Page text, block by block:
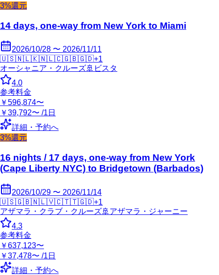
3%還元
14 days, one-way from New York to Miami
2026/10/28 〜 2026/11/11
🇺🇸🇳🇱🇰🇳🇱🇨🇬🇧🇬🇩+1
オーシャニア・クルーズ🚢 ビスタ
4.0
参考料金
￥596,874〜
￥39,792〜 /1日
詳細・予約へ
3%還元
16 nights / 17 days, one-way from New York
(Cape Liberty NYC) to Bridgetown (Barbados)
2026/10/29 〜 2026/11/14
🇺🇸🇬🇧🇳🇱🇻🇨🇹🇹🇬🇩+1
アザマラ・クラブ・クルーズ🚢 アザマラ・ジャーニー
4.3
参考料金
￥637,123〜
￥37,478〜 /1日
詳細・予約へ